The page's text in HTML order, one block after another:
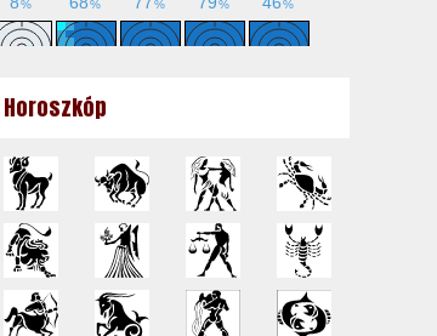
Horoszkóp